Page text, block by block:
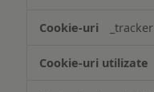
_tracker